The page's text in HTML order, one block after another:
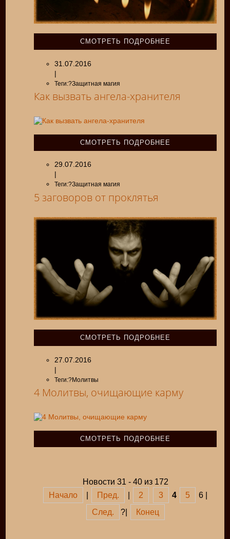
СМОТРЕТЬ ПОДРОБНЕЕ
31.07.2016
|
Теги:?Защитная магия
Как вызвать ангела-хранителя
СМОТРЕТЬ ПОДРОБНЕЕ
29.07.2016
|
Теги:?Защитная магия
5 заговоров от проклятья
СМОТРЕТЬ ПОДРОБНЕЕ
27.07.2016
|
Теги:?Молитвы
4 Молитвы, очищающие карму
СМОТРЕТЬ ПОДРОБНЕЕ
Новости 31 - 40 из 172
Начало
| Пред. | 2 3 4 5
6 |
След.
?| Конец